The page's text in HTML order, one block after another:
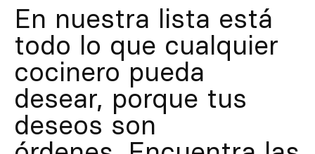
En nuestra lista está
todo lo que cualquier
cocinero pueda
desear, porque tus
deseos son